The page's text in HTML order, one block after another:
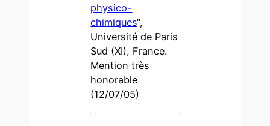
physico-
chimiques“,
Université de Paris
Sud (XI), France.
Mention très
honorable
(12/07/05)